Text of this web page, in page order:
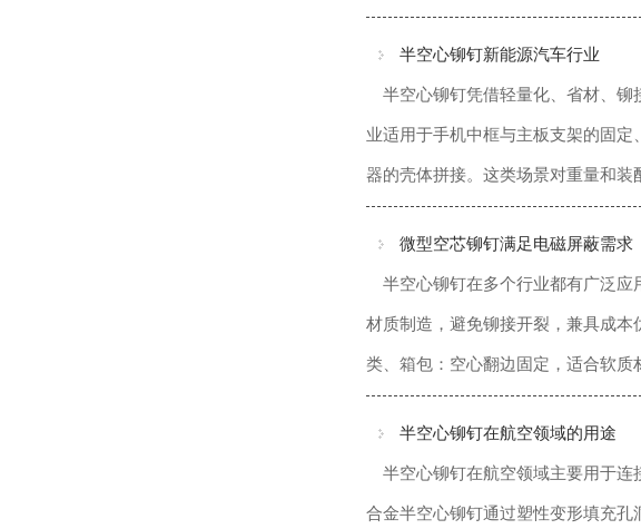
​半空心铆钉新能源汽车行业
半空心铆钉凭借轻量化、省材、
业适用于手机中框与主板支架的固
器的壳体拼接。这类场景对重量和装
微型空芯铆钉满足电磁屏蔽需求
半空心铆钉在多个行业都有广泛
材质制造，避免铆接开裂，兼具成
类、箱包‌：空心翻边固定，适合软质
半空心铆钉在航空领域的用途
半空心铆钉在航空领域主要用于
合金半空心铆钉通过塑性变形填充孔